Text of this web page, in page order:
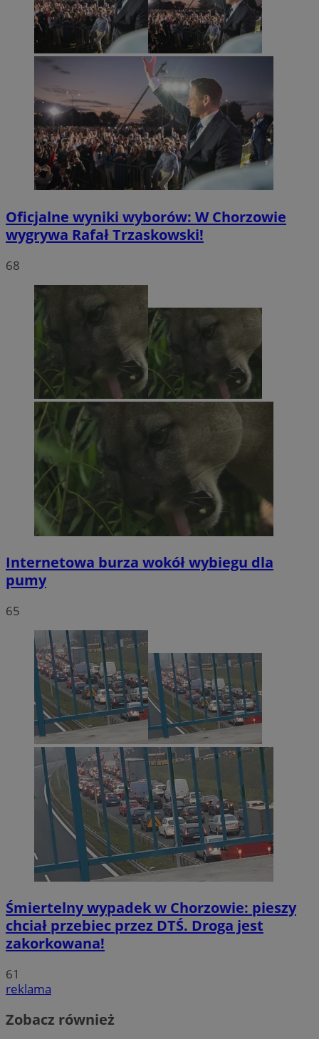
Oficjalne wyniki wyborów: W Chorzowie
wygrywa Rafał Trzaskowski!
68
Internetowa burza wokół wybiegu dla
pumy
65
Śmiertelny wypadek w Chorzowie: pieszy
chciał przebiec przez DTŚ. Droga jest
zakorkowana!
61
reklama
Zobacz również